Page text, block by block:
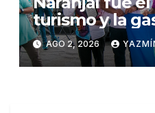
turismo y la
el Festival del
2026
AGO 2, 2026